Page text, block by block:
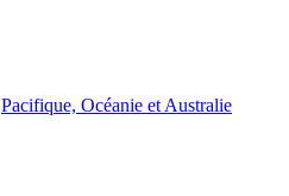
Pacifique, Océanie et Australie